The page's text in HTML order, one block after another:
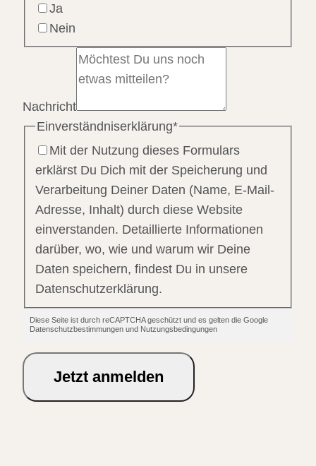
Ja
Nein
Nachricht
Einverständniserklärung*
Mit der Nutzung dieses Formulars
erklärst Du Dich mit der Speicherung und
Verarbeitung Deiner Daten (Name, E-Mail-
Adresse, Inhalt) durch diese Website
einverstanden. Detaillierte Informationen
darüber, wo, wie und warum wir Deine
Daten speichern, findest Du in unsere
Datenschutzerklärung.
Diese Seite ist durch reCAPTCHA geschützt und es gelten die Google
Datenschutzbestimmungen und Nutzungsbedingungen
Jetzt anmelden